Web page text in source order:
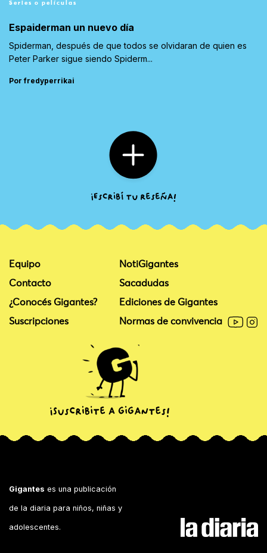
Series o películas
Espaiderman un nuevo día
Spiderman, después de que todos se olvidaran de quien es
Peter Parker sigue siendo Spiderm...
Por fredyperrikai
Equipo
Contacto
¿Conocés Gigantes?
Suscripciones
NotiGigantes
Sacadudas
Ediciones de Gigantes
Normas de convivencia
Gigantes es una publicación
de la diaria para niños, niñas y
adolescentes.